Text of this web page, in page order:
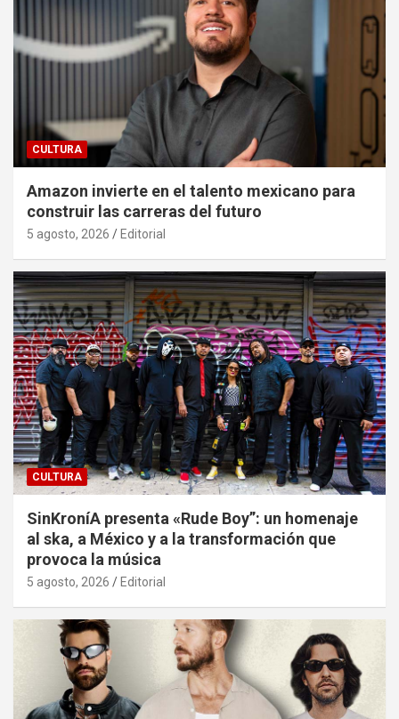
CULTURA
Amazon invierte en el talento mexicano para
construir las carreras del futuro
5 agosto, 2026 Editorial
CULTURA
SinKroníA presenta «Rude Boy”: un homenaje
al ska, a México y a la transformación que
provoca la música
5 agosto, 2026 Editorial